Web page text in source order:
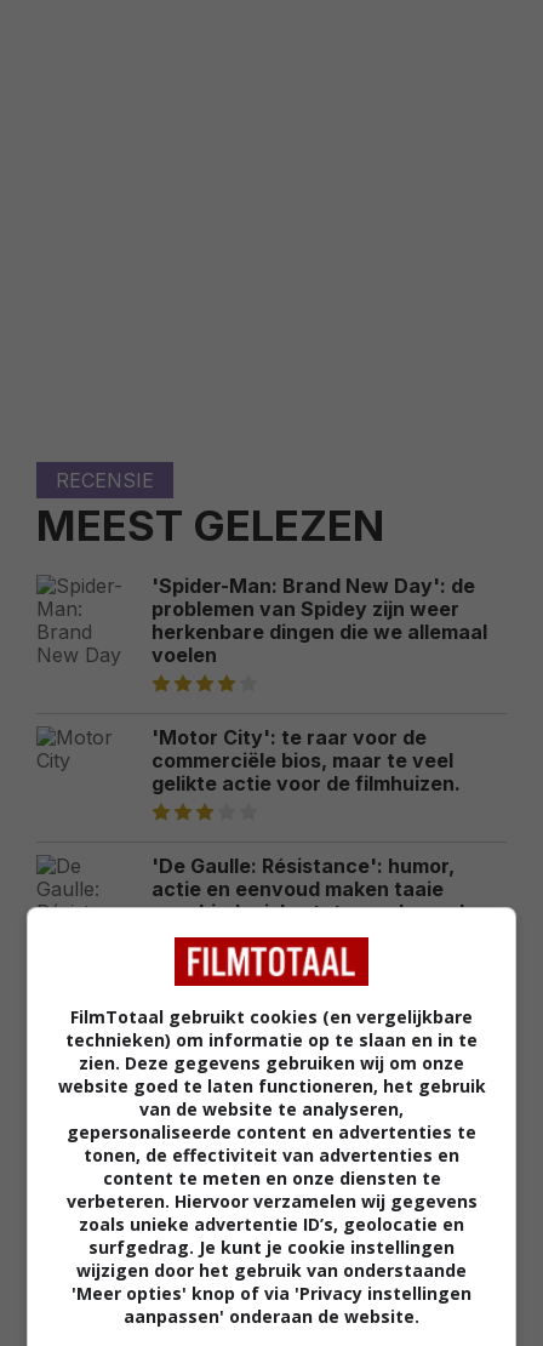
RECENSIE
MEEST GELEZEN
'Spider-Man: Brand New Day': de
problemen van Spidey zijn weer
herkenbare dingen die we allemaal
voelen
'Motor City': te raar voor de
commerciële bios, maar te veel
gelikte actie voor de filmhuizen.
'De Gaulle: Résistance': humor,
actie en eenvoud maken taaie
geschiedenisles tot meeslepende
publieksfilm
'The Christophers': Michaela Coel
en Ian McKellen zijn als de
gemankeerde protagonisten perfect
op elkaar ingespeeld
'Wild Foxes': een rauw, gevoelig
drama over hoe de geest een
tragische gebeurtenis anders
verwerkt dan het lichaam
MEEST GELEZEN
FilmTotaal gebruikt cookies (en vergelijkbare
technieken) om informatie op te slaan en in te
zien. Deze gegevens gebruiken wij om onze
website goed te laten functioneren, het gebruik
van de website te analyseren,
gepersonaliseerde content en advertenties te
tonen, de effectiviteit van advertenties en
content te meten en onze diensten te
verbeteren. Hiervoor verzamelen wij gegevens
zoals unieke advertentie ID’s, geolocatie en
surfgedrag. Je kunt je cookie instellingen
wijzigen door het gebruik van onderstaande
'Meer opties' knop of via 'Privacy instellingen
aanpassen' onderaan de website.